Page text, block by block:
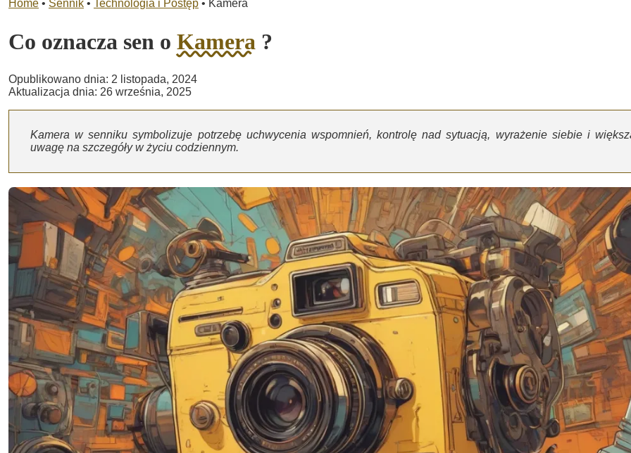
Home • Sennik • Technologia i Postęp • Kamera
Co oznacza sen o Kamera ?
Opublikowano dnia: 2 listopada, 2024
Aktualizacja dnia: 26 września, 2025
Kamera w senniku symbolizuje potrzebę uchwycenia wspomnień, kontrolę nad sytuacją, wyrażenie siebie i
uwagę na szczegóły w życiu codziennym.